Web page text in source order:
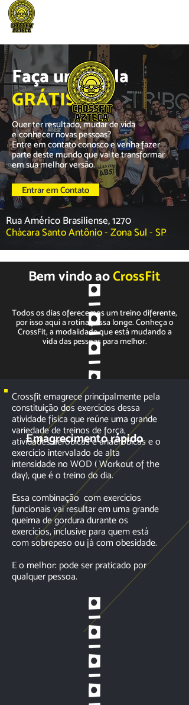
Faça uma aula
GRÁTIS
Quer ter resultado, mudar de vida
e conhecer novas pessoas?
Entre em contato conosco e venha fazer
parte deste mundo que vai te transformar
em sua melhor versão.
Entrar em Contato
Rua Américo Brasiliense, 1270
Chácara Santo Antônio - Zona Sul - SP
Bem vindo aoCrossFit
Todos os dias oferecemos um treino diferente,
por isso aqui a rotina passa longe. Conheça o
CrossFit, a modalidade que está mudando a
vida das pessoas para melhor.
Emagrecimento rápido
Crossfit emagrece principalmente pela
constituição dos exercícios dessa
atividade física que reúne uma grande
variedade de treinos de força,
atividades aeróbicas e anaeróbicas e o
exercício intervalado de alta
intensidade no WOD ( Workout of the
day), que é o treino do dia.
Essa combinação com exercícios
funcionais vai resultar em uma grande
queima de gordura durante os
exercícios, inclusive para quem está
com sobrepeso ou já com obesidade.
E o melhor: pode ser praticado por
qualquer pessoa.